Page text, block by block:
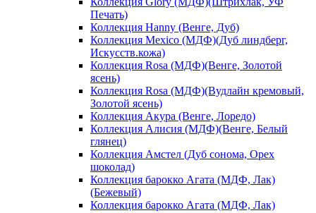
Печать)
Коллекция Hanny (Венге, Дуб)
Коллекция Mexico (МДФ)(Дуб линдберг,
Искусств.кожа)
Коллекция Rosa (МДФ)(Венге, Золотой
ясень)
Коллекция Rosa (МДФ)(Вудлайн кремовый,
Золотой ясень)
Коллекция Акура (Венге, Лоредо)
Коллекция Алисия (МДФ)(Венге, Белый
глянец)
Коллекция Амстел (Дуб сонома, Орех
шоколад)
Коллекция барокко Агата (МДФ, Лак)
(Бежевый)
Коллекция барокко Агата (МДФ, Лак)